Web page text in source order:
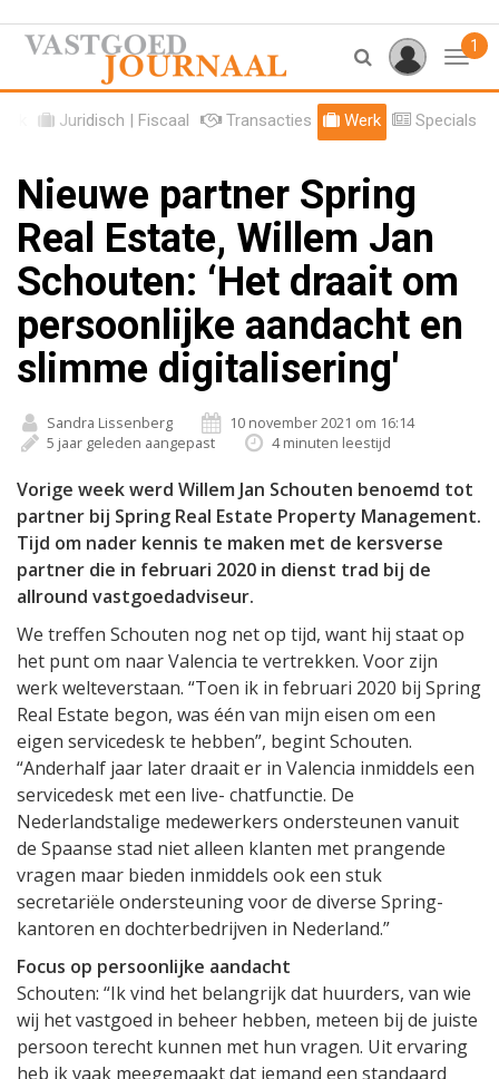
1
Juridisch | Fiscaal Transacties Werk Specials
Nieuwe partner Spring
Real Estate, Willem Jan
Schouten: ‘Het draait om
persoonlijke aandacht en
slimme digitalisering'
Sandra Lissenberg
10 november 2021 om 16:14
5 jaar geleden aangepast
4 minuten leestijd
Vorige week werd Willem Jan Schouten benoemd tot
partner bij Spring Real Estate Property Management.
Tijd om nader kennis te maken met de kersverse
partner die in februari 2020 in dienst trad bij de
allround vastgoedadviseur.
We treffen Schouten nog net op tijd, want hij staat op
het punt om naar Valencia te vertrekken. Voor zijn
werk welteverstaan. “Toen ik in februari 2020 bij Spring
Real Estate begon, was één van mijn eisen om een
eigen servicedesk te hebben”, begint Schouten.
“Anderhalf jaar later draait er in Valencia inmiddels een
servicedesk met een live- chatfunctie. De
Nederlandstalige medewerkers ondersteunen vanuit
de Spaanse stad niet alleen klanten met prangende
vragen maar bieden inmiddels ook een stuk
secretariële ondersteuning voor de diverse Spring-
kantoren en dochterbedrijven in Nederland.”
Focus op persoonlijke aandacht
Schouten: “Ik vind het belangrijk dat huurders, van wie
wij het vastgoed in beheer hebben, meteen bij de juiste
persoon terecht kunnen met hun vragen. Uit ervaring
heb ik vaak meegemaakt dat iemand een standaard